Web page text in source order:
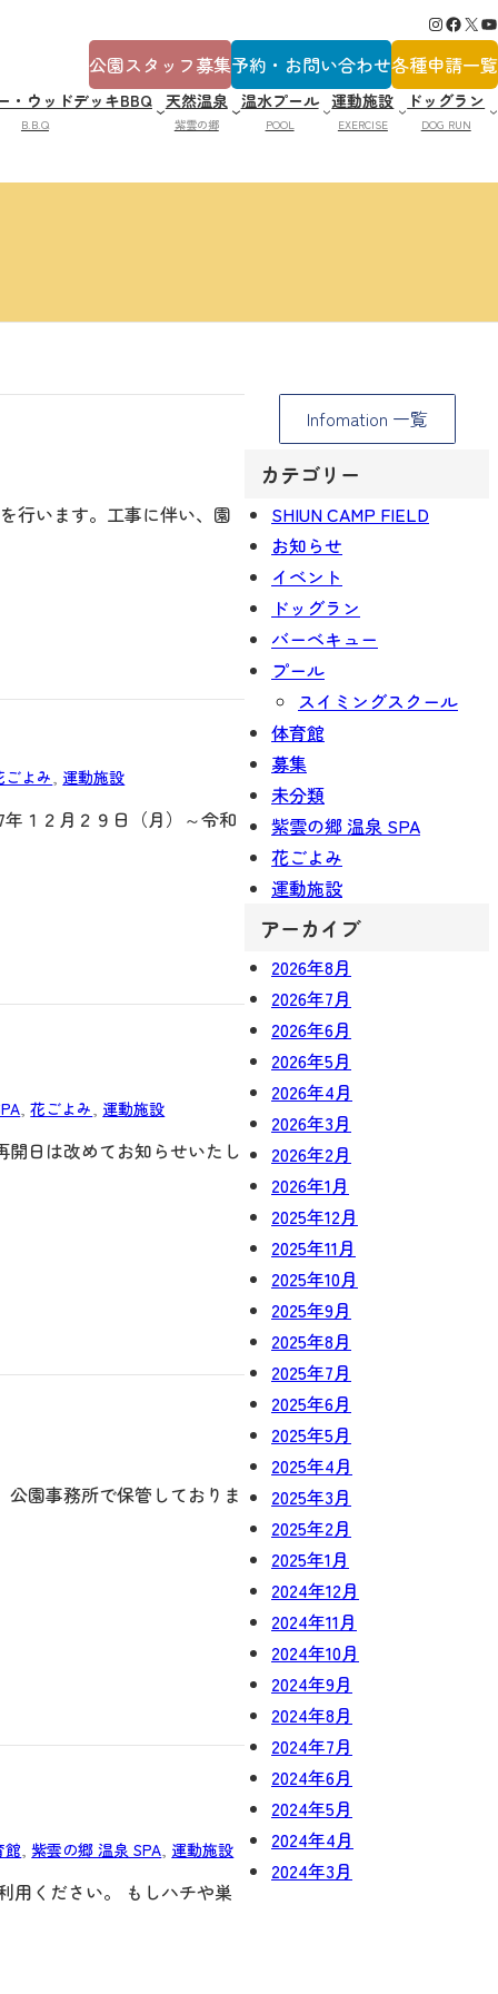
Instagram Facebook X YouTube
公園スタッフ募集予約・お問い合わせ各種申請一覧
・ウッドデッキBBQ
B.B.Q
天然温泉
紫雲の郷
温水プール
POOL
運動施設
EXERCISE
ドッグラン
DOG RUN
行います。工事に伴い、園
ごよみ 運動施設
１２月２９日（月）～令和
, 花ごよみ 運動施設
日は改めてお知らせいたし
園事務所で保管しておりま
館 , 紫雲の郷 温泉 SPA 運動施設
用ください。 もしハチや巣
Infomation 一覧
カテゴリー
SHIUN CAMP FIELD
お知らせ
イベント
ドッグラン
バーベキュー
プール
スイミングスクール
体育館
募集
未分類
紫雲の郷 温泉 SPA
花ごよみ
運動施設
アーカイブ
2026年8月
2026年7月
2026年6月
2026年5月
2026年4月
2026年3月
2026年2月
2026年1月
2025年12月
2025年11月
2025年10月
2025年9月
2025年8月
2025年7月
2025年6月
2025年5月
2025年4月
2025年3月
2025年2月
2025年1月
2024年12月
2024年11月
2024年10月
2024年9月
2024年8月
2024年7月
2024年6月
2024年5月
2024年4月
2024年3月